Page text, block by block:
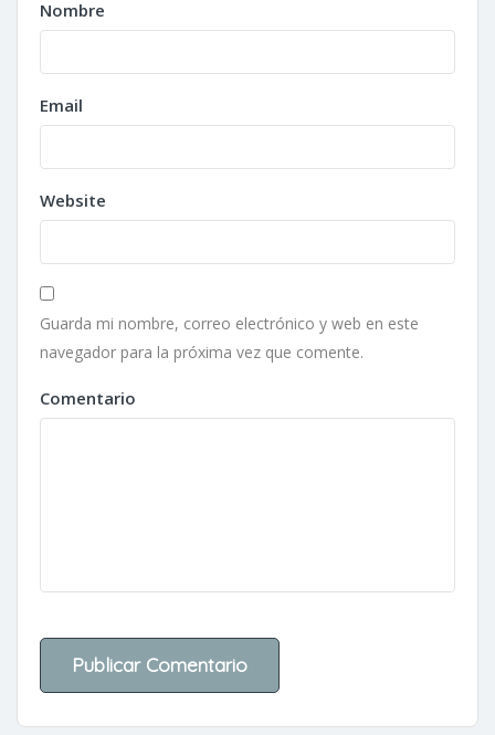
Nombre
Email
Website
Guarda mi nombre, correo electrónico y web en este
navegador para la próxima vez que comente.
Comentario